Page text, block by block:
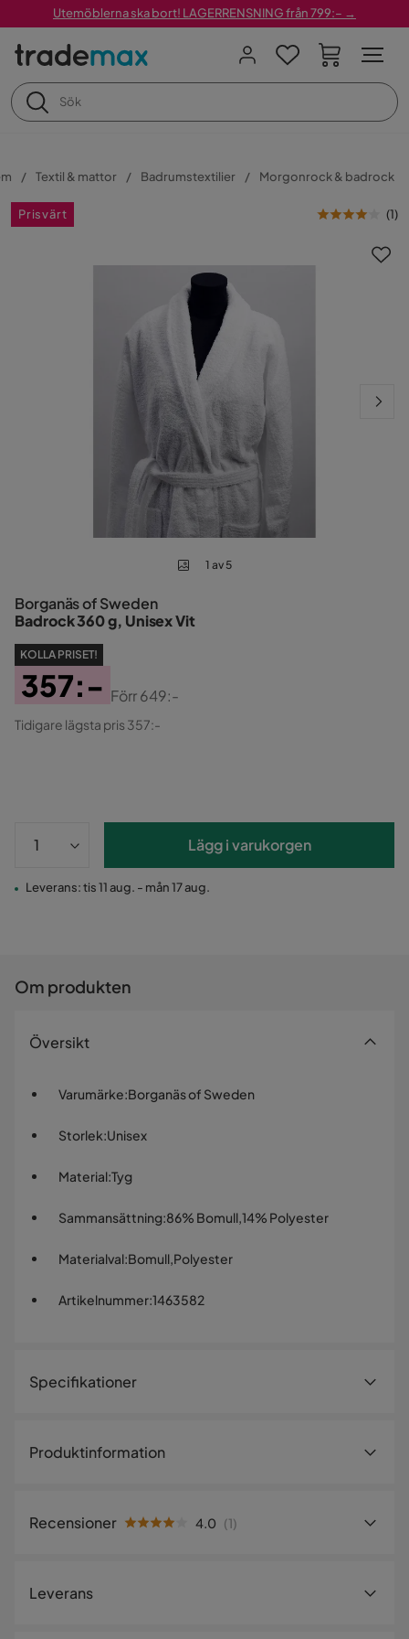
Utemöblerna ska bort! LAGERRENSNING från 799:– →
Textil & mattor Badrumstextilier Morgonrock & badrock
Prisvärt (1)
1 av 5
Borganäs of Sweden
Badrock 360 g, Unisex Vit
KOLLA PRISET!
Pris
357:-
Original
Förr649:-
Tidigare lägsta pris 357:-
Lägg i varukorgen
Leverans: tis 11 aug. - mån 17 aug.
Om produkten
Översikt
Varumärke:Borganäs of Sweden
Storlek:Unisex
Material:Tyg
Sammansättning:86% Bomull,14% Polyester
Materialval:Bomull,Polyester
Artikelnummer:1463582
Specifikationer
Storlek
Produktinformation
Recensioner 4.0 (1)
Leverans